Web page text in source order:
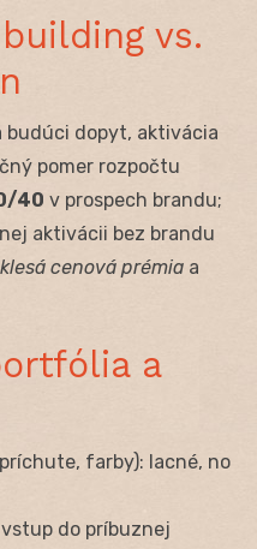
vs.
budúci dopyt, aktivácia
pomer rozpočtu
40 v prospech brandu;
aktivácii bez brandu
klesá cenová prémia a
a
farby): lacné, no
vstup do príbuznej